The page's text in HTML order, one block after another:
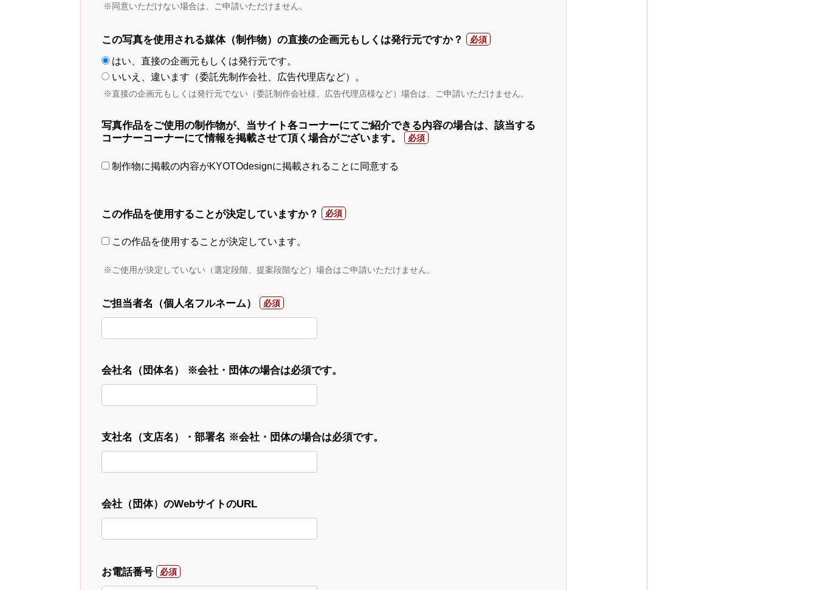
※同意いただけない場合は、ご申請いただけません。
この写真を使用される媒体（制作物）の直接の企画元もしくは発行元ですか？
はい、直接の企画元もしくは発行元です。
いいえ、違います（委託先制作会社、広告代理店など）。
※直接の企画元もしくは発行元でない（委託制作会社様、広告代理店様など）場合は、ご申請いただけません。
写真作品をご使用の制作物が、当サイト各コーナーにてご紹介できる内容の場合は、該当する
コーナーコーナーにて情報を掲載させて頂く場合がございます。
制作物に掲載の内容がKYOTOdesignに掲載されることに同意する
この作品を使用することが決定していますか？
この作品を使用することが決定しています。
※ご使用が決定していない（選定段階、提案段階など）場合はご申請いただけません。
ご担当者名（個人名フルネーム）
会社名（団体名） ※会社・団体の場合は必須です。
支社名（支店名）・部署名 ※会社・団体の場合は必須です。
会社（団体）のWebサイトのURL
お電話番号